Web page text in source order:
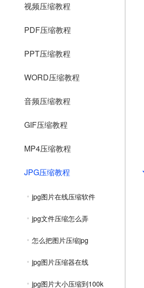
视频压缩教程
PDF压缩教程
PPT压缩教程
WORD压缩教程
音频压缩教程
GIF压缩教程
MP4压缩教程
JPG压缩教程
jpg图片在线压缩软件
jpg文件压缩怎么弄
怎么把图片压缩jpg
jpg图片压缩器在线
jpg图片大小压缩到100k